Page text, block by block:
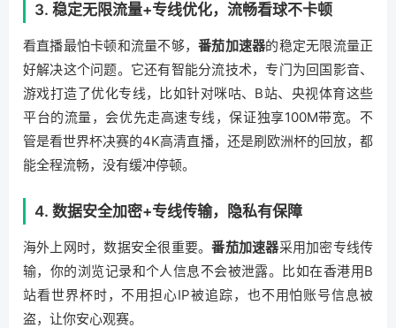
3. 稳定无限流量+专线优化，流畅看球不卡顿
看直播最怕卡顿和流量不够，番茄加速器的稳定无限流量正
好解决这个问题。它还有智能分流技术，专门为回国影音、
游戏打造了优化专线，比如针对咪咕、B站、央视体育这些
平台的流量，会优先走高速专线，保证独享100M带宽。不
管是看世界杯决赛的4K高清直播，还是刷欧洲杯的回放，都
能全程流畅，没有缓冲停顿。
4. 数据安全加密+专线传输，隐私有保障
海外上网时，数据安全很重要。番茄加速器采用加密专线传
输，你的浏览记录和个人信息不会被泄露。比如在香港用B
站看世界杯时，不用担心IP被追踪，也不用怕账号信息被
盗，让你安心观赛。